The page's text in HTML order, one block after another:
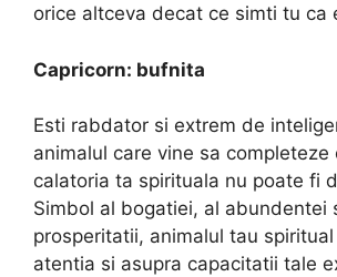
orice altceva decat ce simti tu ca
Capricorn: bufnita
Esti rabdator si extrem de
animalul care vine sa completeze
calatoria ta spirituala nu poate fi
Simbol al bogatiei, al abundentei
prosperitatii, animalul tau
atentia si asupra capacitatii tale